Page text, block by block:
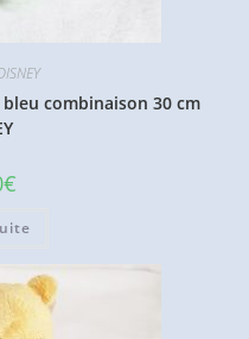
combinaison 30 cm
€